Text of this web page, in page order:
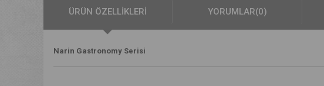
ÜRÜN ÖZELLIKLERI YORUMLAR(0)
Narin Gastronomy Serisi